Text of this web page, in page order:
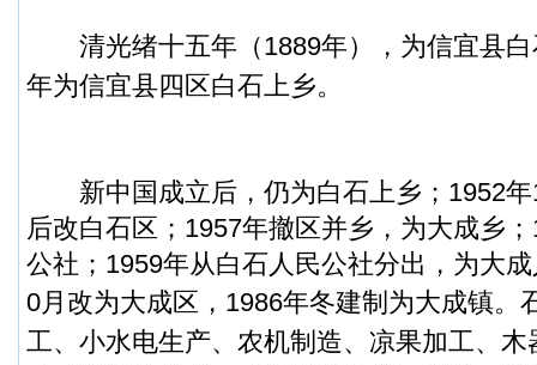
清光绪十五年（1889年），为信宜县白
年为信宜县四区白石上乡。
新中国成立后，仍为白石上乡；1952年
后改白石区；1957年撤区并乡，为大成乡
公社；1959年从白石人民公社分出，为大
0月改为大成区，1986年冬建制为大成镇。
工、小水电生产、农机制造、凉果加工、